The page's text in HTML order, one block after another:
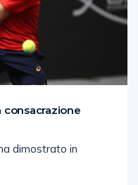
consacrazione
dimostrato in